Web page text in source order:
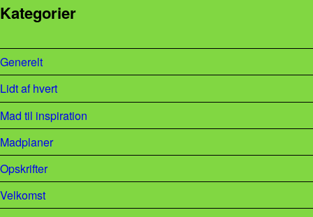
Kategorier
Generelt
Lidt af hvert
Mad til inspiration
Madplaner
Opskrifter
Velkomst